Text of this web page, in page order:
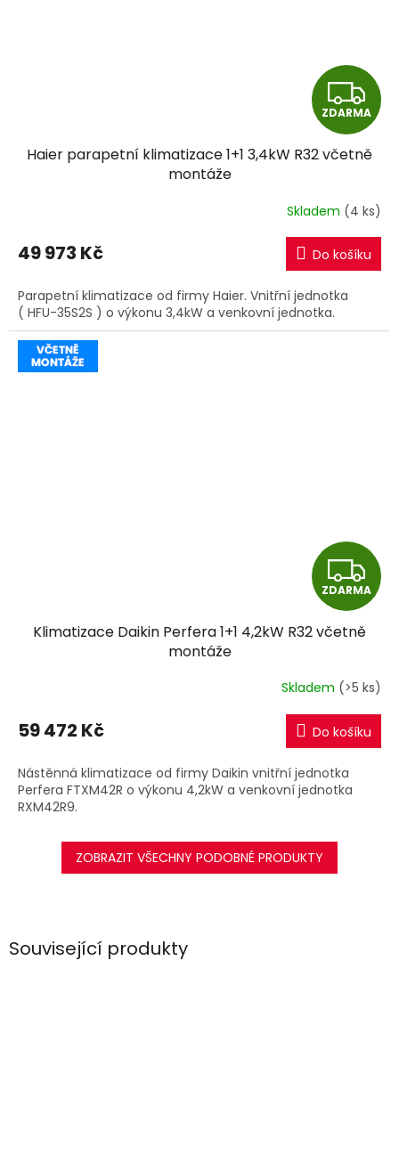
Související produkty
Z
D
A
R
M
A
ZDARMA
Haier parapetní klimatizace 1+1 3,4kW R32 včetně
montáže
Skladem (4 ks)
49 973 Kč Do košíku
Parapetní klimatizace od firmy Haier. Vnitřní jednotka
( HFU-35S2S ) o výkonu 3,4kW a venkovní jednotka.
Z
D
A
R
M
A
ZDARMA
Klimatizace Daikin Perfera 1+1 4,2kW R32 včetně
montáže
Skladem (>5 ks)
59 472 Kč Do košíku
Nástěnná klimatizace od firmy Daikin vnitřní jednotka
Perfera FTXM42R o výkonu 4,2kW a venkovní jednotka
RXM42R9.
ZOBRAZIT VŠECHNY PODOBNÉ PRODUKTY